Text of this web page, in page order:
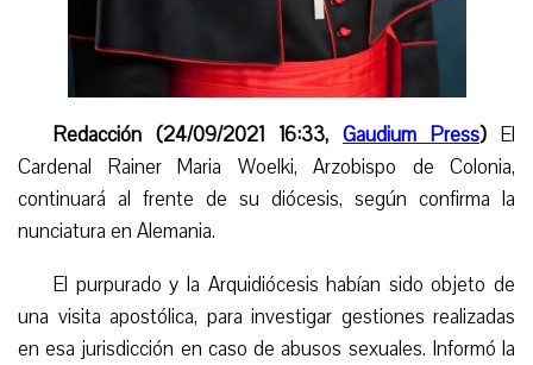
Redacción (24/09/2021 16:33, Gaudium Press) El
Cardenal Rainer Maria Woelki, Arzobispo de Colonia,
continuará al frente de su diócesis, según confirma la
nunciatura en Alemania.
El purpurado y la Arquidiócesis habían sido objeto de
una visita apostólica, para investigar gestiones realizadas
en esa jurisdicción en caso de abusos sexuales. Informó la